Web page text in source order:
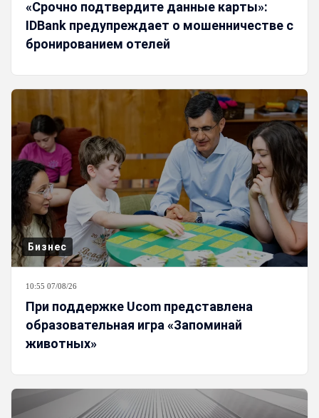
«Срочно подтвердите данные карты»:
IDBank предупреждает о мошенничестве с
бронированием отелей
Бизнес
10:55 07/08/26
При поддержке Ucom представлена
образовательная игра «Запоминай
животных»